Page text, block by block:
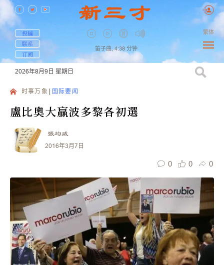
投稿
联系
订阅
笛子曲, 4:38 分钟
繁体
2026年8月9日 星期日
时事万象 国际要闻
盧比奧大贏波多黎各初選
張均威
2016年3月7日
0 0 0